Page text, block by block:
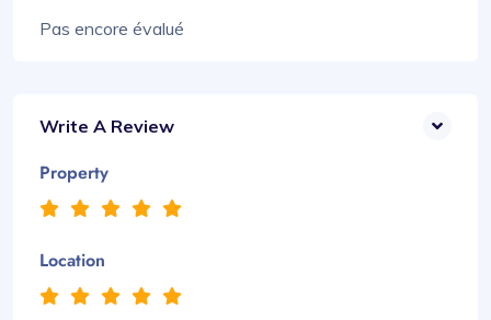
Pas encore évalué
Write A Review
Property
Location